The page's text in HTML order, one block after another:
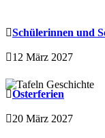
Schülerinnen und
12 März 2027
Osterferien
20 März 2027